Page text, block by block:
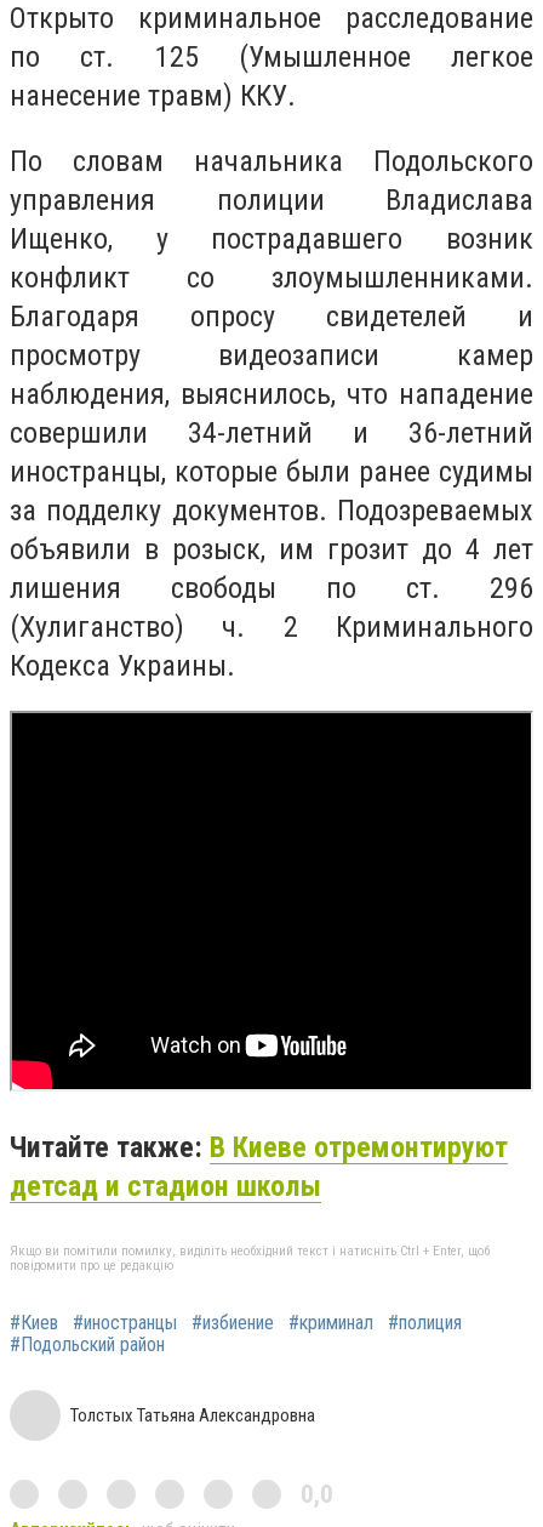
Открыто криминальное расследование
по ст. 125 (Умышленное легкое
нанесение травм) ККУ.
По словам начальника Подольского
управления полиции Владислава
Ищенко, у пострадавшего возник
конфликт со злоумышленниками.
Благодаря опросу свидетелей и
просмотру видеозаписи камер
наблюдения, выяснилось, что нападение
совершили 34-летний и 36-летний
иностранцы, которые были ранее судимы
за подделку документов. Подозреваемых
объявили в розыск, им грозит до 4 лет
лишения свободы по ст. 296
(Хулиганство) ч. 2 Криминального
Кодекса Украины.
Читайте также: В Киеве отремонтируют
детсад и стадион школы
Якщо ви помітили помилку, виділіть необхідний текст і натисніть Ctrl + Enter, щоб
повідомити про це редакцію
#Киев #иностранцы #избиение #криминал
#полиция
#Подольский район
Толстых Татьяна Александровна
0,0